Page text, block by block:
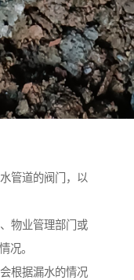
管道的阀门，以
物业管理部门或
况。
根据漏水的情况